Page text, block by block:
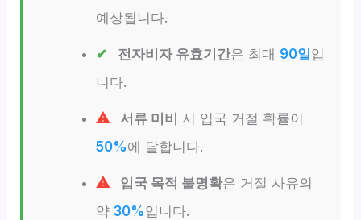
예상됩니다.
전자비자 유효기간은 최대 90일입
니다.
서류 미비 시 입국 거절 확률이
50%에 달합니다.
입국 목적 불명확은 거절 사유의
약 30%입니다.